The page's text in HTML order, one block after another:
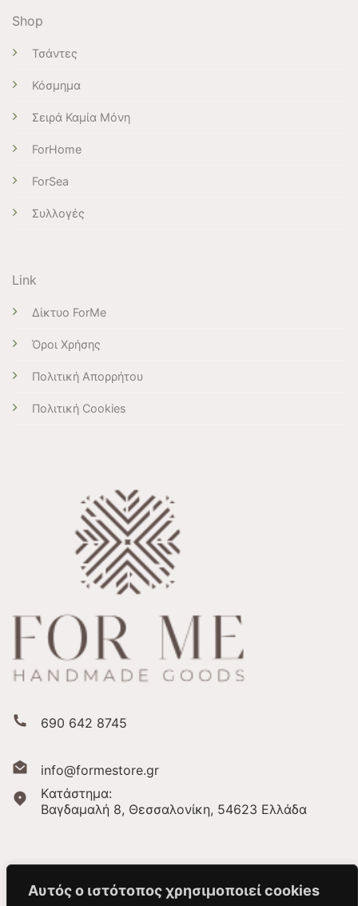
Αυτός ο ιστότοπος χρησιμοποιεί cookies
Shop
Τσάντες
Κόσμημα
Σειρά Καμία Μόνη
ForHome
ForSea
Συλλογές
Link
Δίκτυο ForMe
Όροι Χρήσης
Πολιτική Απορρήτου
Πολιτική Cookies
690 642 8745
info@formestore.gr
Kατάστημα:
Βαγδαμαλή 8, Θεσσαλονίκη, 54623 Ελλάδα